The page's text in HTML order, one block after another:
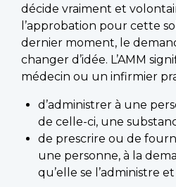
décide vraiment et
l’approbation pour cette
dernier moment, le
changer d’idée. L’AMM
médecin ou un infirmier
d’administrer à une
de celle-ci, une
de prescrire ou de
une personne, à la
qu’elle se l’administre